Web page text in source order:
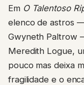
Em O Talentoso
elenco de astros
Gwyneth Paltrow
Meredith Logue,
pouco mas deixa
fragilidade e o